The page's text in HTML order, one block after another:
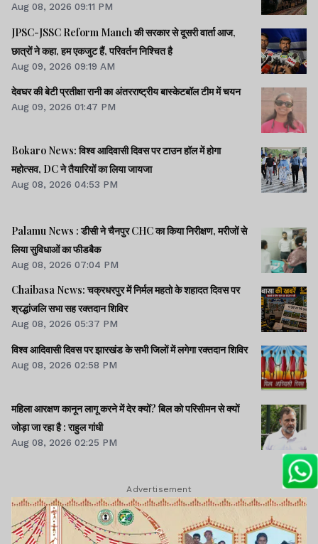
Aug 08, 2026 09:11 PM
JPSC-JSSC Reform Manch की सरकार से दूसरी वार्ता आज,
छात्रों ने कहा, हम एकजुट हैं, परिवर्तन निश्चित है
Aug 09, 2026 09:19 AM
देवघर की बेटी प्रतीक्षा रानी का अंतरराष्ट्रीय बास्केटबॉल टीम में चयन
Aug 09, 2026 01:47 PM
Bokaro News: विश्व आदिवासी दिवस पर टाउन हॉल में होगा
महोत्सव, DC ने तैयारियों का लिया जायजा
Aug 08, 2026 04:53 PM
Palamu News : डीसी ने चैनपुर CHC का किया निरीक्षण, मरीजों से
लिया सुविधाओं का फीडबैक
Aug 08, 2026 07:04 PM
Chaibasa News: चक्रधरपुर में निर्मल महतो के शहादत दिवस पर
श्रद्धांजलि सभा सह रक्तदान शिविर
Aug 08, 2026 05:37 PM
विश्व आदिवासी दिवस पर झारखंड के सभी जिलों में लगेगा रक्तदान शिविर
Aug 08, 2026 02:58 PM
महिला आरक्षण कानून लागू करने में देर क्यों? बिल को परिसीमन से क्यों
जोड़ा जा रहा है : राहुल गांधी
Aug 08, 2026 02:25 PM
Advertisement